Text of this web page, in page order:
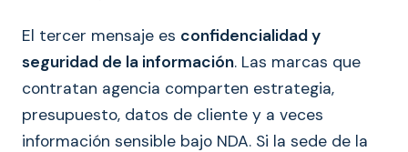
El tercer mensaje es confidencialidad y
seguridad de la información. Las marcas que
contratan agencia comparten estrategia,
presupuesto, datos de cliente y a veces
información sensible bajo NDA. Si la sede de la